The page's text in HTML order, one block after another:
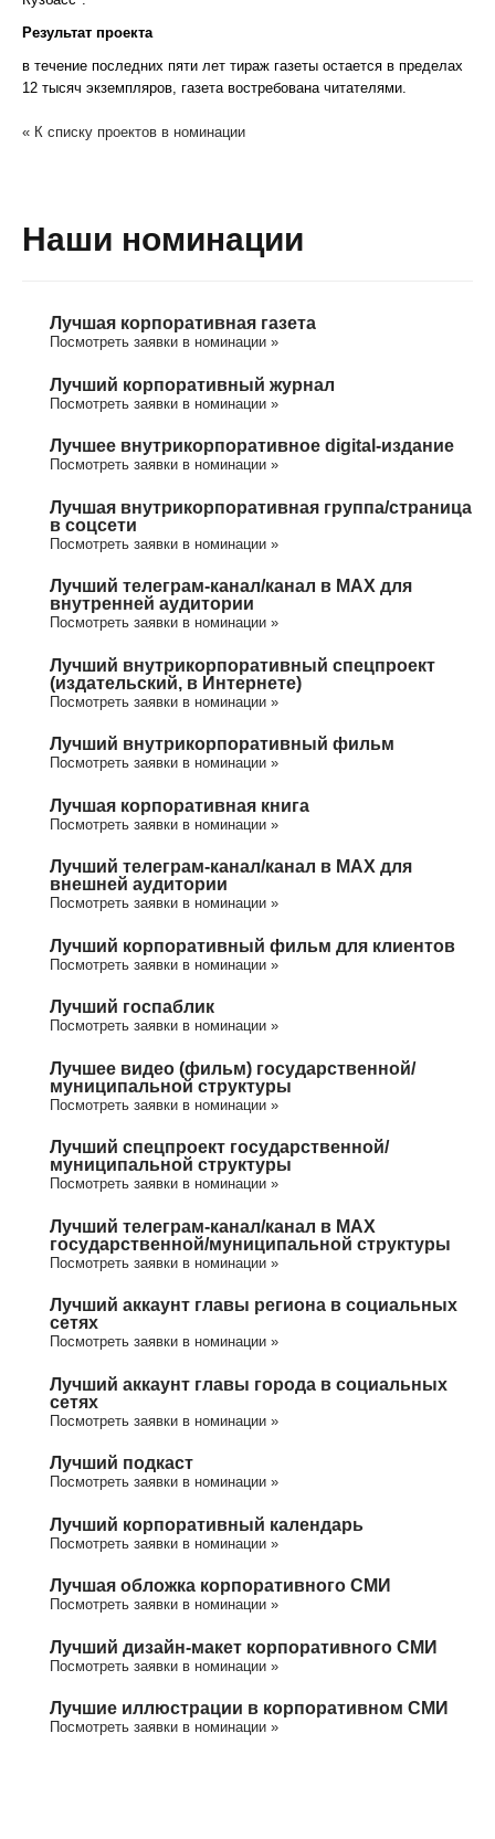
Результат проекта
в течение последних пяти лет тираж газеты остается в пределах
12 тысяч экземпляров, газета востребована читателями.
« К списку проектов в номинации
Наши номинации
Лучшая корпоративная газета
Посмотреть заявки в номинации »
Лучший корпоративный журнал
Посмотреть заявки в номинации »
Лучшее внутрикорпоративное digital-издание
Посмотреть заявки в номинации »
Лучшая внутрикорпоративная группа/cтраница
в соцсети
Посмотреть заявки в номинации »
Лучший телеграм-канал/канал в МАХ для
внутренней аудитории
Посмотреть заявки в номинации »
Лучший внутрикорпоративный спецпроект
(издательский, в Интернете)
Посмотреть заявки в номинации »
Лучший внутрикорпоративный фильм
Посмотреть заявки в номинации »
Лучшая корпоративная книга
Посмотреть заявки в номинации »
Лучший телеграм-канал/канал в МАХ для
внешней аудитории
Посмотреть заявки в номинации »
Лучший корпоративный фильм для клиентов
Посмотреть заявки в номинации »
Лучший госпаблик
Посмотреть заявки в номинации »
Лучшее видео (фильм) государственной/
муниципальной структуры
Посмотреть заявки в номинации »
Лучший спецпроект государственной/
муниципальной структуры
Посмотреть заявки в номинации »
Лучший телеграм-канал/канал в МАХ
государственной/муниципальной структуры
Посмотреть заявки в номинации »
Лучший аккаунт главы региона в социальных
сетях
Посмотреть заявки в номинации »
Лучший аккаунт главы города в социальных
сетях
Посмотреть заявки в номинации »
Лучший подкаст
Посмотреть заявки в номинации »
Лучший корпоративный календарь
Посмотреть заявки в номинации »
Лучшая обложка корпоративного СМИ
Посмотреть заявки в номинации »
Лучший дизайн-макет корпоративного СМИ
Посмотреть заявки в номинации »
Лучшие иллюстрации в корпоративном СМИ
Посмотреть заявки в номинации »